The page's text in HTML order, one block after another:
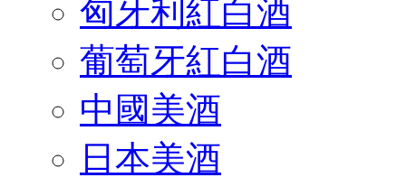
匈牙利紅白酒
葡萄牙紅白酒
中國美酒
日本美酒